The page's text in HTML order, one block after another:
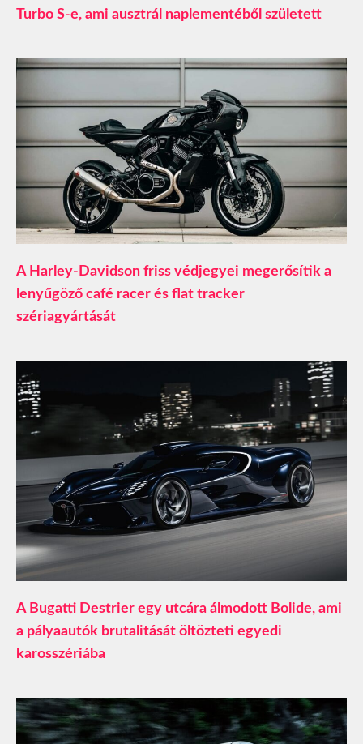
Turbo S-e, ami ausztrál naplementéből született
A Harley-Davidson friss védjegyei megerősítik a
lenyűgöző café racer és flat tracker
szériagyártását
A Bugatti Destrier egy utcára álmodott Bolide, ami
a pályaautók brutalitását öltözteti egyedi
karosszériába